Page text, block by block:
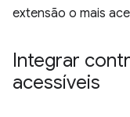
extensão o mais
Integrar
acessíveis